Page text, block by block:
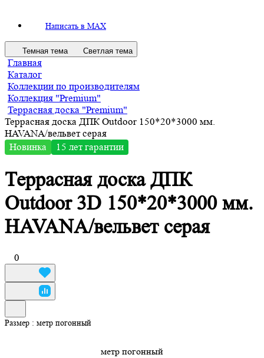
Написать в MAX
Темная тема Светлая тема
Главная
Каталог
Коллекции по производителям
Коллекция "Premium"
Террасная доска "Premium"
Террасная доска ДПК Outdoor 150*20*3000 мм.
HAVANA/вельвет серая
Новинка
15 лет гарантии
Террасная доска ДПК
Outdoor 3D 150*20*3000 мм.
HAVANA/вельвет серая
0
Размер : метр погонный
метр погонный